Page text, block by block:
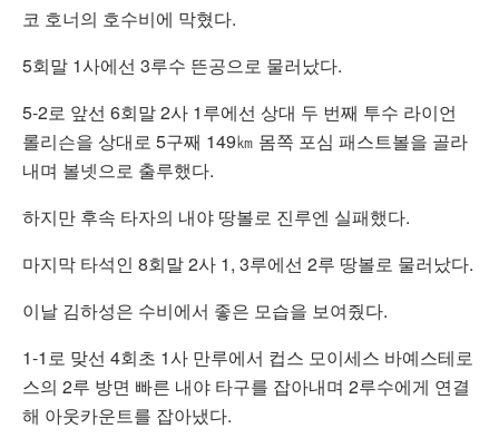
코 호너의 호수비에 막혔다.
5회말 1사에선 3루수 뜬공으로 물러났다.
5-2로 앞선 6회말 2사 1루에선 상대 두 번째 투수 라이언
롤리슨을 상대로 5구째 149㎞ 몸쪽 포심 패스트볼을 골라
내며 볼넷으로 출루했다.
하지만 후속 타자의 내야 땅볼로 진루엔 실패했다.
마지막 타석인 8회말 2사 1, 3루에선 2루 땅볼로 물러났다.
이날 김하성은 수비에서 좋은 모습을 보여줬다.
1-1로 맞선 4회초 1사 만루에서 컵스 모이세스 바예스테로
스의 2루 방면 빠른 내야 타구를 잡아내며 2루수에게 연결
해 아웃카운트를 잡아냈다.